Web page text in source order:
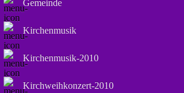
Gemeinde
Kirchenmusik
Kirchenmusik-2010
Kirchweihkonzert-2010